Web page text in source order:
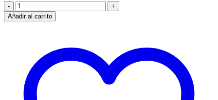
Mopa
Plana
Lavado
cantidad
Añadir al carrito